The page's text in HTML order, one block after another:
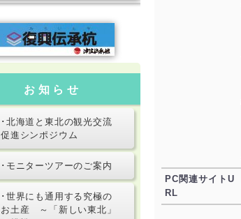
お知らせ
･北海道と東北の観光交流
促進シンポジウム
･モニターツアーのご案内
･世界にも通用する究極の
お土産 ～「新しい東北」
PC関連サイトU
RL